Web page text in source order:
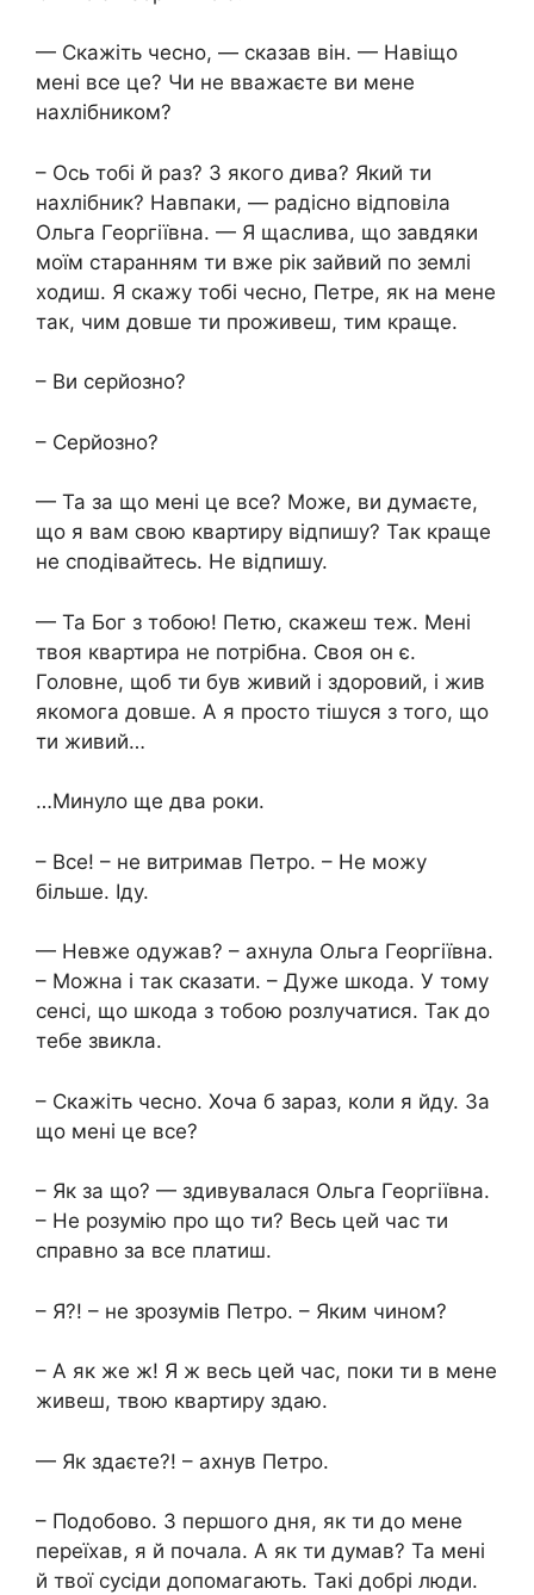
— Скажіть чесно, — сказав він. — Навіщо
мені все це? Чи не вважаєте ви мене
нахлібником?
– Ось тобі й раз? З якого дива? Який ти
нахлібник? Навпаки, — радісно відповіла
Ольга Георгіївна. — Я щаслива, що завдяки
моїм старанням ти вже рік зайвий по землі
ходиш. Я скажу тобі чесно, Петре, як на мене
так, чим довше ти проживеш, тим краще.
– Ви серйозно?
– Серйозно?
— Та за що мені це все? Може, ви думаєте,
що я вам свою квартиру відпишу? Так краще
не сподівайтесь. Не відпишу.
— Та Бог з тобою! Петю, скажеш теж. Мені
твоя квартира не потрібна. Своя он є.
Головне, щоб ти був живий і здоровий, і жив
якомога довше. А я просто тішуся з того, що
ти живий…
…Минуло ще два роки.
– Все! – не витримав Петро. – Не можу
більше. Іду.
— Невже одужав? – ахнула Ольга Георгіївна.
– Можна і так сказати. – Дуже шкода. У тому
сенсі, що шкода з тобою розлучатися. Так до
тебе звикла.
– Скажіть чесно. Хоча б зараз, коли я йду. За
що мені це все?
– Як за що? — здивувалася Ольга Георгіївна.
– Не розумію про що ти? Весь цей час ти
справно за все платиш.
– Я?! – не зрозумів Петро. – Яким чином?
– А як же ж! Я ж весь цей час, поки ти в мене
живеш, твою квартиру здаю.
— Як здаєте?! – ахнув Петро.
– Подобово. З першого дня, як ти до мене
переїхав, я й почала. А як ти думав? Та мені
й твої сусіди допомагають. Такі добрі люди.